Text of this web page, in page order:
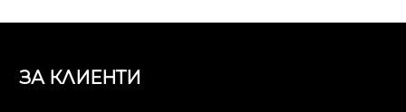
ЗА КЛИЕНТИ